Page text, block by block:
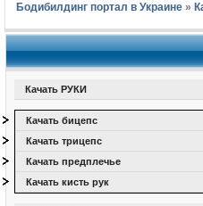
Бодибилдинг портал в Украине »
Качать РУКИ
Качать бицепс
Качать трицепс
Качать предплечье
Качать кисть рук